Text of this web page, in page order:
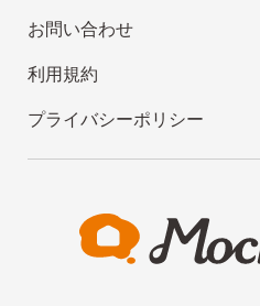
お問い合わせ
利用規約
プライバシーポリシー